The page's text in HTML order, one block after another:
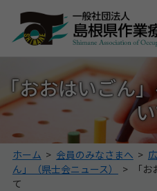
このペー
「おおはいごん
こ
の
ペ
ホーム > 会員のみなさまへ >
ん」（県士会ニュース）
>
「
て